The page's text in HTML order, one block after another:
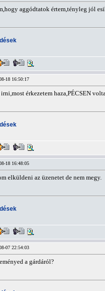
aggódtatok értem,tényleg jól
18 16:50:17
érkezetem haza,PÉCSEN
18 16:48:05
elküldeni az üzenetet de nem megy.
07 22:54:03
a gárdáról?